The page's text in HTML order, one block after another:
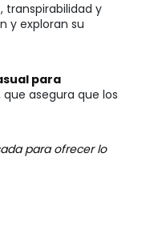
transpirabilidad y
y exploran su
para
que asegura que los
para ofrecer lo